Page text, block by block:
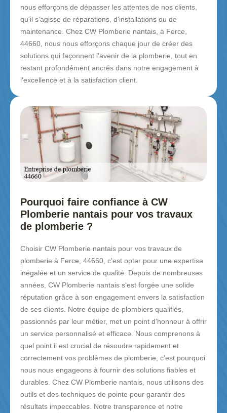
nous efforçons de dépasser les attentes de nos clients,
qu'il s'agisse de réparations, d'installations ou de
maintenance. Chez CW Plomberie nantais, à Ferce,
44660, nous nous efforçons chaque jour de créer des
solutions qui façonnent l'avenir de la plomberie, tout en
restant profondément ancrés dans notre engagement à
l'excellence et à la satisfaction client.
Pourquoi faire confiance à CW
Plomberie nantais pour vos travaux
de plomberie ?
Choisir CW Plomberie nantais pour vos travaux de
plomberie à Ferce, 44660, c'est opter pour une expertise
inégalée et un service de qualité. Depuis de nombreuses
années, CW Plomberie nantais s'est forgée une solide
réputation grâce à son engagement envers la satisfaction
de ses clients. Notre équipe de plombiers qualifiés,
passionnés par leur métier, met un point d'honneur à offrir
un service personnalisé et efficace. Nous comprenons à
quel point il est crucial de résoudre rapidement et
correctement vos problèmes de plomberie, c'est pourquoi
nous nous engageons à fournir des solutions fiables et
durables. Chez CW Plomberie nantais, nous utilisons des
outils et des techniques de pointe pour garantir des
résultats impeccables. Notre transparence et notre